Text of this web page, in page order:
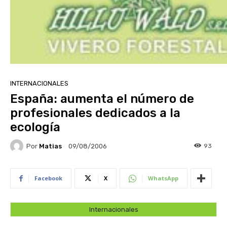
INTERNACIONALES
España: aumenta el número de
profesionales dedicados a la
ecología
Por Matias 09/08/2006 93
Facebook X WhatsApp
Internacionales